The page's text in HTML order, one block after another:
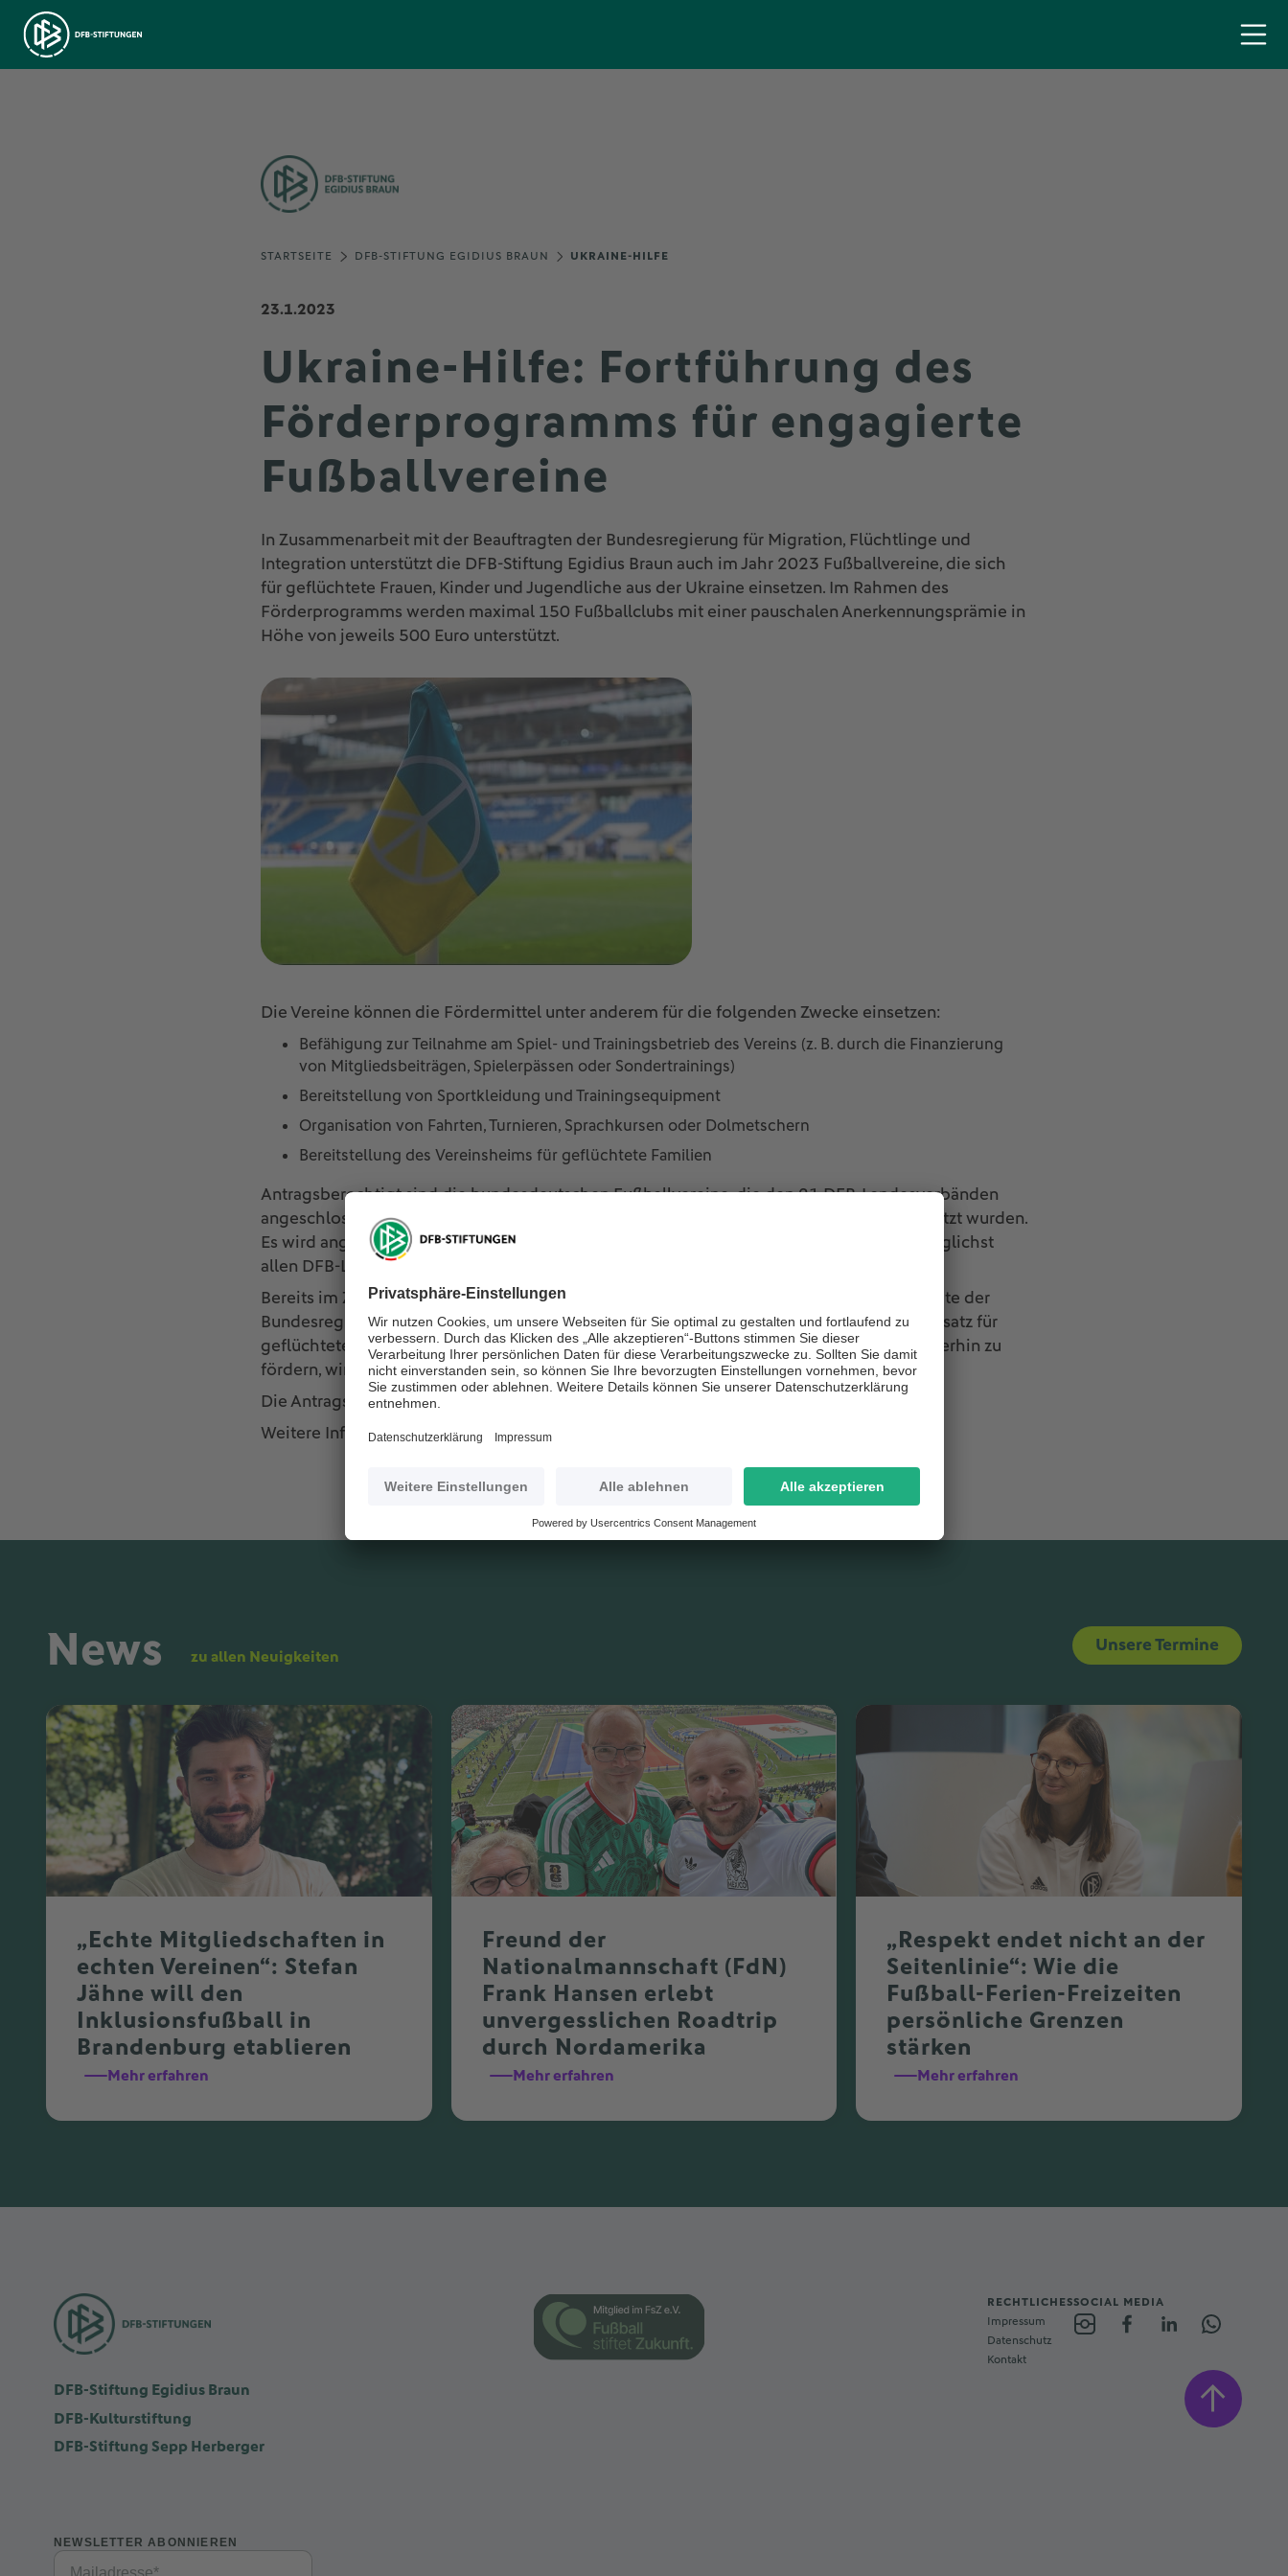
STARTSEITE DFB-STIFTUNG EGIDIUS BRAUN UKRAINE-HILFE
23.1.2023
Ukraine-Hilfe: Fortführung des
Förderprogramms für engagierte
Fußballvereine
In Zusammenarbeit mit der Beauftragten der Bundesregierung für Migration, Flüchtlinge und
Integration unterstützt die DFB-Stiftung Egidius Braun auch im Jahr 2023 Fußballvereine, die sich
für geflüchtete Frauen, Kinder und Jugendliche aus der Ukraine einsetzen. Im Rahmen des
Förderprogramms werden maximal 150 Fußballclubs mit einer pauschalen Anerkennungsprämie in
Höhe von jeweils 500 Euro unterstützt.
Die Vereine können die Fördermittel unter anderem für die folgenden Zwecke einsetzen:
Befähigung zur Teilnahme am Spiel- und Trainingsbetrieb des Vereins (z. B. durch die Finanzierung
von Mitgliedsbeiträgen, Spielerpässen oder Sondertrainings)
Bereitstellung von Sportkleidung und Trainingsequipment
Organisation von Fahrten, Turnieren, Sprachkursen oder Dolmetschern
Bereitstellung des Vereinsheims für geflüchtete Familien
Antragsberechtigt sind die bundesdeutschen Fußballvereine, die den 21 DFB-Landesverbänden
angeschlossen sind und bisher noch nicht im Rahmen dieses Förderprogramms unterstützt wurden.
Es wird angestrebt, die bereitstehenden Mittel gleichberechtigt auf Fußballklubs aus möglichst
allen DFB-Landesverbände zu verteilen.
Bereits im Zeitraum von August bis Dezember 2022 haben die Stiftung und die Beauftragte der
Bundesregierung mit dem Förderprogramm „Ukraine-Hilfe“ Fußballvereine bei Ihrem Einsatz für
geflüchtete Menschen aus der Ukraine unterstützt. Um das Engagement der Vereine weiterhin zu
fördern, wird das Programm auch im Jahr 2023 fortgesetzt.
Die Antragsstellung ist jederzeit per E-Mail an
Weitere Informationen gibt es hier:Ukraine Hilfe
News zu allen Neuigkeiten
Unsere Termine
„Echte Mitgliedschaften in
echten Vereinen“: Stefan
Jähne will den
Inklusionsfußball in
Brandenburg etablieren
Mehr erfahren
Freund der
Nationalmannschaft (FdN)
Frank Hansen erlebt
unvergesslichen Roadtrip
durch Nordamerika
Mehr erfahren
„Respekt endet nicht an der
Seitenlinie“: Wie die
Fußball-Ferien-Freizeiten
persönliche Grenzen
stärken
Mehr erfahren
DFB-Stiftung Egidius Braun
DFB-Kulturstiftung
DFB-Stiftung Sepp Herberger
NEWSLETTER ABONNIEREN
RECHTLICHES
Impressum
Datenschutz
Kontakt
SOCIAL MEDIA